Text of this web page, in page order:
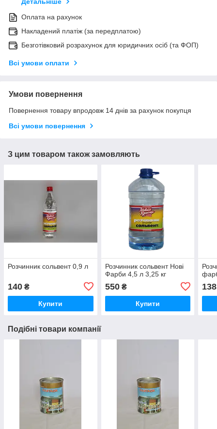
Детальніше
Оплата на рахунок
Накладений платіж (за передплатою)
Безготівковий розрахунок для юридичних осіб (та ФОП)
Всі умови оплати
Умови повернення
Повернення товару впродовж 14 днів за рахунок покупця
Всі умови повернення
З цим товаром також замовляють
Розчинник сольвент 0,9 л
140 ₴
Купити
Розчинник сольвент Нові
Фарби 4,5 л 3,25 кг
550₴
Купити
138
Подібні товари компанії